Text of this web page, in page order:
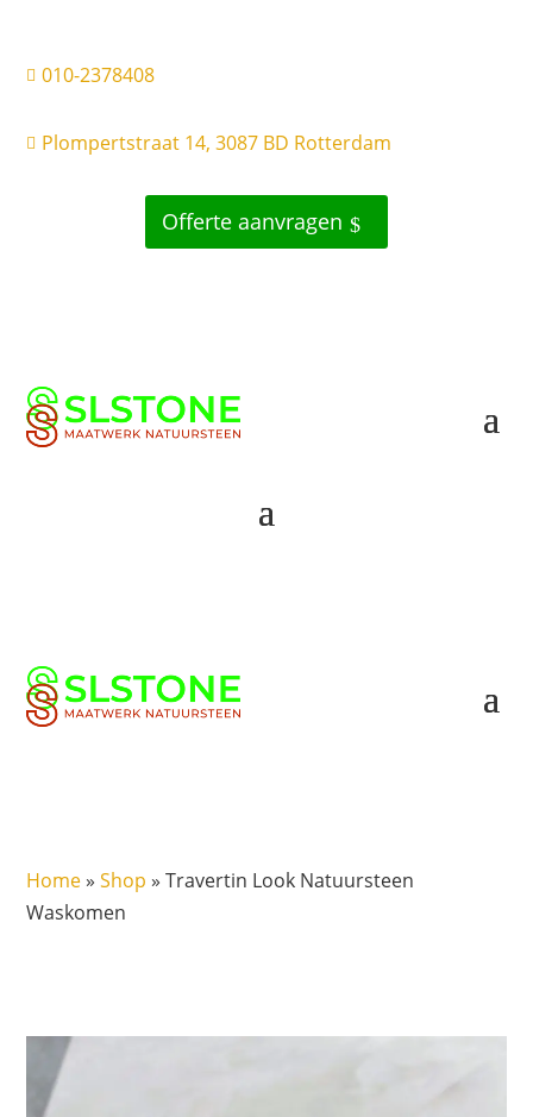
 010-2378408
 Plompertstraat 14, 3087 BD Rotterdam
Offerte aanvragen
Home»Shop »Travertin Look Natuursteen
Waskomen